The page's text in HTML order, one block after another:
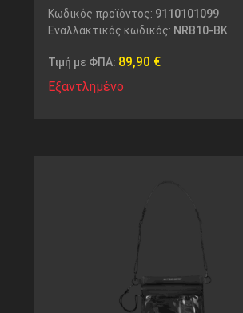
Κωδικός προϊόντος: 9110101099
Εναλλακτικός κωδικός: NRB10-BK
Τιμή με ΦΠΑ: 89,90 €
Εξαντλημένο